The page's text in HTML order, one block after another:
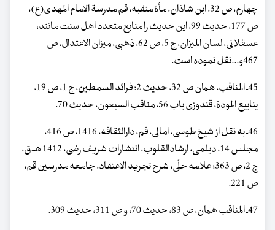
چهارم، ص 32، ابن شاذان، مأة منقبه، قم مدرسة الامام المهدی(ع)،
ص 177، حدیث 99، این حدیث را منابع متعدد اهل سنت مانند،
عسقلانی، لسان المیزان، ج 5، ص 62، ذهبی، میزان الاعتدال، ص
467و...نقل نموده است.
45ـ المناقب، همان ص 32، حدیث 2؛ فرائد السمطین، ج 1، ص 19،
ینابیع المودة، قندوزی باب 56، مناقب السبعون، حدیث 70.
46ـ به نقل از شیخ طوسی، امالی، قم، دارالثقافه، 1416، ص 416،
مجلس 14، دیلمی، ارشادالقلوب، انتشارات شریف رضی، 1412 هـ.ق،
ج 2، ص 363؛ علامه حلّی، شرح تجرید الاعتقاد، جامعه مدرسین قم،
ص 221.
47ـ المناقب همان، ص 83، حدیث 70، و ص 311، حدیث 309.